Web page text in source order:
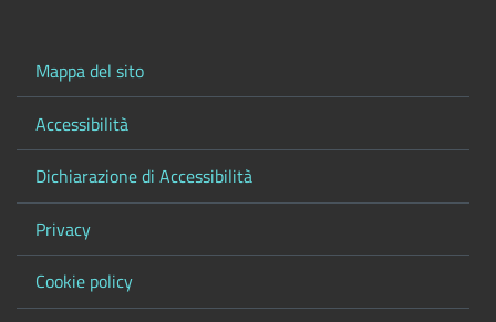
Mappa del sito
Accessibilità
Dichiarazione di Accessibilità
Privacy
Cookie policy